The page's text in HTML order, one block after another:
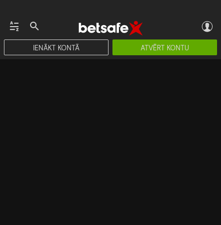
IENĀKT KONTĀ ATVĒRT KONTU